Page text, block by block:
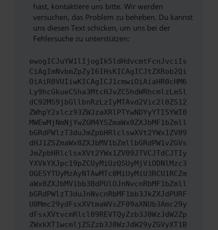
hast, kontaktiere uns bitte. Wir werden
versuchen, das Problem zu beheben. Du kannst
uns diesen Text schicken, um uns bei der
Fehlersuche zu unterstützen:
ewogICJuYW1lIjogIk5ldHdvcmtFcnJvciIs
CiAgImNvbmZpZyI6IHsKICAgICJtZXRob2Qi
OiAiR0VUIiwKICAgICJ1cmwiOiAiaHR0cHM6
Ly9hcGkueC5ha3MtcHJvZC5hdWRhcmlzLm5l
dC92MS9jbGllbnRzLzIyMTAvd2Vic2l0ZS12
ZWhpY2xlcz93ZWJzaXRlPTYwNDYyYTI5YWI0
MWEwMjNmNjYwZGM4YSZmaWx0ZXJbMF1bZmll
bGRdPWlzT3duJmZpbHRlclswXVt2YWx1ZV09
dHJ1ZSZmaWx0ZXJbMV1bZmllbGRdPW1vZGVs
JmZpbHRlclsxXVt2YWx1ZV09JTVCJTdCJTIy
YXVkYXJpc19pZCUyMiUzQSUyMjViODNlMzc3
OGE5YTUyMzAyNTAwMTc0MiUyMiU3RCU1RCZm
aWx0ZXJbMV1bb3BdPUlOJnNvcnRbMF1bZmll
bGRdPWlzT3duJnNvcnRbMF1bb3JkZXJdPURF
U0Mmc29ydFsxXVtmaWVsZF09aXNUb3Amc29y
dFsxXVtvcmRlcl09REVTQyZzb3J0WzJdW2Zp
ZWxkXT1wcmljZSZzb3J0WzJdW29yZGVyXT1B